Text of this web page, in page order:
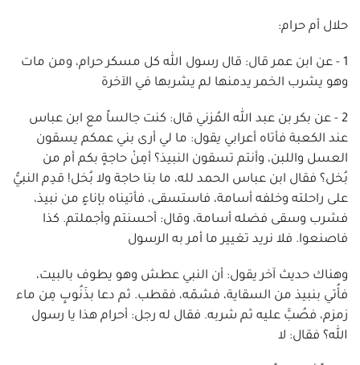
حلال أم حرام:
1 - عن ابن عمر قال: قال رسول الله كل مسكر حرام، ومن مات
وهو يشرب الخمر يدمنها لم يشربها في الآخرة
2 - عن بكر بن عبد الله المُزني قال: كنت جالساً مع ابن عباس
عند الكعبة فأتاه أعرابي يقول: ما لي أرى بني عمكم يسقون
العسل واللبن، وأنتم تسقون النبيذ؟ أمِنْ حاجةٍ بكم أم من
بُخل؟ فقال ابن عباس الحمد لله، ما بنا حاجة ولا بُخل! قدِم النبيُّ
على راحلته وخلفه أسامة، فاستسقى، فأتيناه بإناءٍ من نبيذ،
فشرب وسقى فضله أسامة، وقال: أحسنتم وأجملتم. كذا
فاصنعوا. فلا نريد تغيير ما أمر به الرسول
وهناك حديث آخر يقول: أن النبي عطش وهو يطوف بالبيت،
فأُتي بنبيذ من السقاية، فشمّه، فقطب. ثم دعا بذَنُوبٍ مِن ماء
زمزم، فصُبَّ عليه ثم شربه. فقال له رجل: أحرام هذا يا رسول
الله؟ فقال: لا